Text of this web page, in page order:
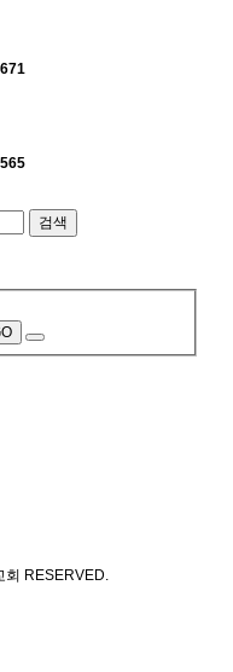
검색
RESERVED.